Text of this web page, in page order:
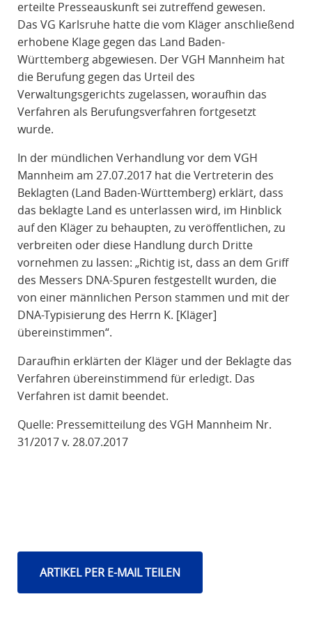
erteilte Presseauskunft sei zutreffend gewesen.
Das VG Karlsruhe hatte die vom Kläger anschließend
erhobene Klage gegen das Land Baden-
Württemberg abgewiesen. Der VGH Mannheim hat
die Berufung gegen das Urteil des
Verwaltungsgerichts zugelassen, woraufhin das
Verfahren als Berufungsverfahren fortgesetzt
wurde.
In der mündlichen Verhandlung vor dem VGH
Mannheim am 27.07.2017 hat die Vertreterin des
Beklagten (Land Baden-Württemberg) erklärt, dass
das beklagte Land es unterlassen wird, im Hinblick
auf den Kläger zu behaupten, zu veröffentlichen, zu
verbreiten oder diese Handlung durch Dritte
vornehmen zu lassen: „Richtig ist, dass an dem Griff
des Messers DNA-Spuren festgestellt wurden, die
von einer männlichen Person stammen und mit der
DNA-Typisierung des Herrn K. [Kläger]
übereinstimmen“.
Daraufhin erklärten der Kläger und der Beklagte das
Verfahren übereinstimmend für erledigt. Das
Verfahren ist damit beendet.
Quelle: Pressemitteilung des VGH Mannheim Nr.
31/2017 v. 28.07.2017
ARTIKEL PER E-MAIL TEILEN